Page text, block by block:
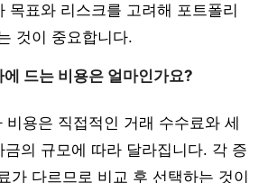
목표와 리스크를 고려해 포트폴리
것이 중요합니다.
드는 비용은 얼마인가요?
비용은 직접적인 거래 수수료와 세
금의 규모에 따라 달라집니다. 각 증
가 다르므로 비교 후 선택하는 것이